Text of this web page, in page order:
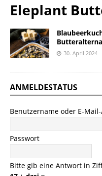
Eleplant
30. April 2024
ANMELDESTATUS
Benutzername oder E-
Passwort
Bitte gib eine Antwort in